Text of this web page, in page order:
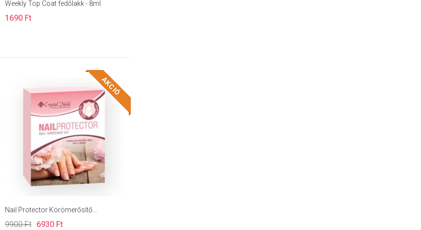
Weekly Top Coat fedőlakk - 8ml
1690 Ft
AKCIÓ
Nail Protector Körömerősítő...
9900 Ft 6930 Ft